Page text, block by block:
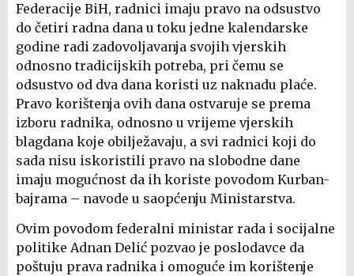
Federacije BiH, radnici imaju pravo na odsustvo
do četiri radna dana u toku jedne kalendarske
godine radi zadovoljavanja svojih vjerskih
odnosno tradicijskih potreba, pri čemu se
odsustvo od dva dana koristi uz naknadu plaće.
Pravo korištenja ovih dana ostvaruje se prema
izboru radnika, odnosno u vrijeme vjerskih
blagdana koje obilježavaju, a svi radnici koji do
sada nisu iskoristili pravo na slobodne dane
imaju mogućnost da ih koriste povodom Kurban-
bajrama – navode u saopćenju Ministarstva.
Ovim povodom federalni ministar rada i socijalne
politike Adnan Delić pozvao je poslodavce da
poštuju prava radnika i omoguće im korištenje